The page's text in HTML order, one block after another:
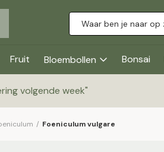
Fruit Bloembollen Bonsai
volgende week"
/ Foeniculum vulgare